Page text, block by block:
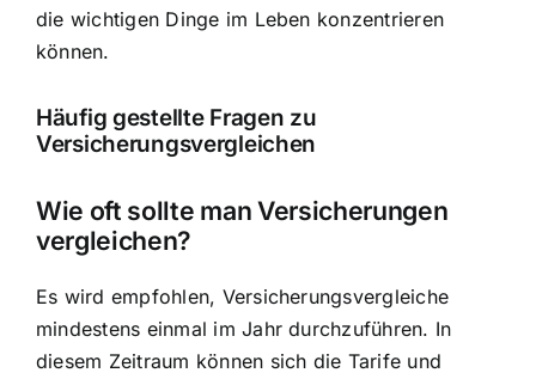
die wichtigen Dinge im Leben konzentrieren
können.
Häufig gestellte Fragen zu
Versicherungsvergleichen
Wie oft sollte man Versicherungen
vergleichen?
Es wird empfohlen, Versicherungsvergleiche
mindestens einmal im Jahr durchzuführen. In
diesem Zeitraum können sich die Tarife und